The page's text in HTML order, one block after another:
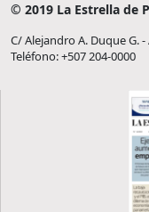
© 2019 La Estrella de
C/ Alejandro A. Duque G.
Teléfono: +507 204-0000